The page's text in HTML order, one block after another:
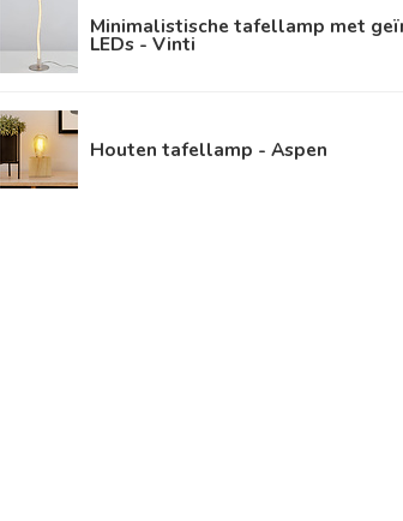
Minimalistische tafellamp met
LEDs - Vinti
Houten tafellamp - Aspen